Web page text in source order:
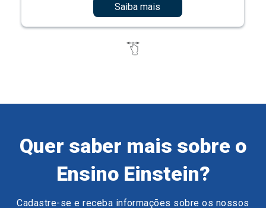
Saiba mais
Quer saber mais sobre o
Ensino Einstein?
Cadastre-se e receba informações sobre os nossos